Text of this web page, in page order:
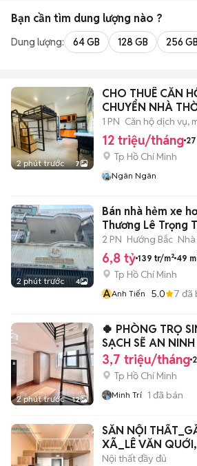
Bạn cần tìm dung lượng nào ?
Dung lượng: 64 GB 128 GB 256 GB
2 phút trước 7
CHO THUÊ CĂN
CHUYỂN NHÀ
1 PN Căn hộ dịch vụ,
12 triệu/tháng
Tp Hồ Chí Minh
Ngân Ngân
2 phút trước 4
Bán nhà hẻm xe
Thương Lê Trọng
2 PN Hướng Bắc
6,8 tỷ 139 tr/m² 49
Tp Hồ Chí Minh
AAnh Tiến 5.0 7 đã
2 phút trước 12
🍀 PHÒNG TRỌ
SẠCH SẼ AN
CD Y PNT
3,7 triệu/tháng
Tp Hồ Chí Minh
Minh Trí 1 đã bán
SẴN NỘI
XÃ_LÊ VĂN
ĐẠI HỌC VHU
Nội thất đầy đủ